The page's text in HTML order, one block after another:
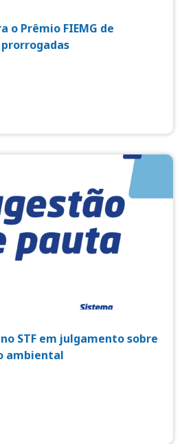
o Prêmio FIEMG de
prorrogadas
STF em julgamento sobre
ambiental